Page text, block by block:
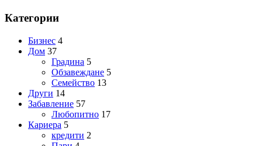
Категории
Бизнес 4
Дом 37
Градина 5
Обзавеждане 5
Семейство 13
Други 14
Забавление 57
Любопитно 17
Кариера 5
кредити 2